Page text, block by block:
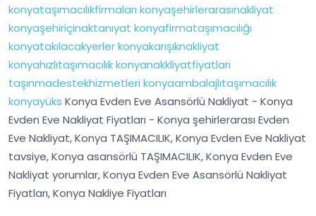
konyataşımacılıkfirmaları konyaşehirlerarasınakliyat
konyaşehiriçinaktanıyat konyafirmataşımacılığı
konyatakılacakyerlerkonyakarışıknakliyat
konyahızlıtaşımacılıkkonyanakkliyatfiyatları
taşınmadestekhizmetleri konyaambalajlıtaşımacılık
konyayüks Konya Evden Eve Asansörlü Nakliyat - Konya
Evden Eve Nakliyat Fiyatları - Konya şehirlerarası Evden
Eve Nakliyat, Konya TAŞIMACILIK, Konya Evden Eve Nakliyat
tavsiye, Konya asansörlü TAŞIMACILIK, Konya Evden Eve
Nakliyat yorumlar, Konya Evden Eve Asansörlü Nakliyat
Fiyatları, Konya Nakliye Fiyatları